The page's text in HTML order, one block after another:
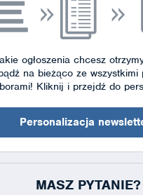
ogłoszenia chcesz
na bieżąco ze wszystkimi
Kliknij i przejdź do
Personalizacja
MASZ PYTANIE?